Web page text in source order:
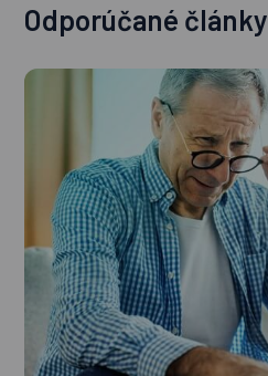
Odporúčané články